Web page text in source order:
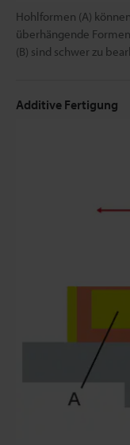
Hohlformen (A)
überhängende Formen
(B) sind schwer zu
Additive Fertigung